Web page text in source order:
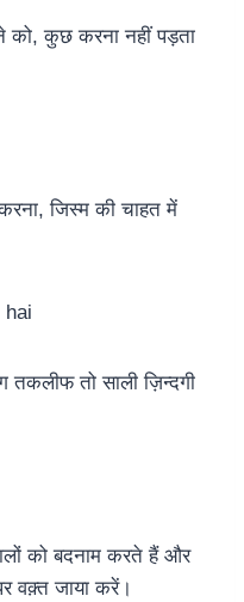
को, कुछ करना नहीं पड़ता
जिस्म की चाहत में
तकलीफ तो साली ज़िन्दगी
को बदनाम करते हैं और
वक़्त जाया करें।